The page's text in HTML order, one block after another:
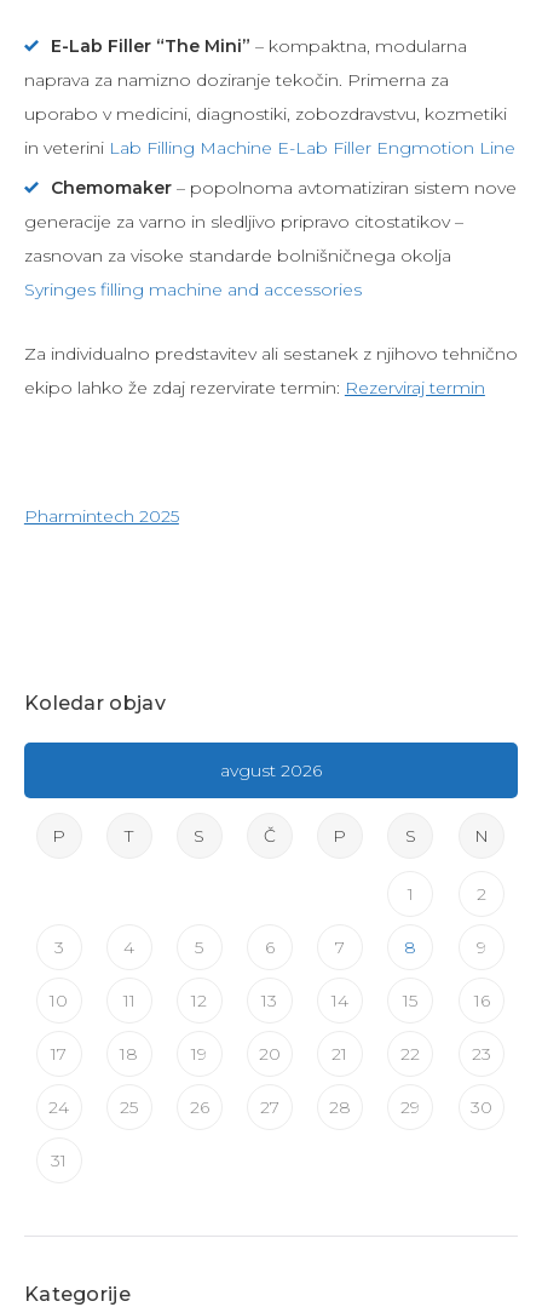
E-Lab Filler “The Mini” – kompaktna, modularna
naprava za namizno doziranje tekočin. Primerna za
uporabo v medicini, diagnostiki, zobozdravstvu, kozmetiki
in veterini Lab Filling Machine E-Lab Filler Engmotion Line
Chemomaker – popolnoma avtomatiziran sistem nove
generacije za varno in sledljivo pripravo citostatikov –
zasnovan za visoke standarde bolnišničnega okolja
Syringes filling machine and accessories
Za individualno predstavitev ali sestanek z njihovo tehnično
ekipo lahko že zdaj rezervirate termin: Rezerviraj termin
Pharmintech 2025
Koledar objav
avgust 2026
P T S Č P S N
1 2
3 4 5 6 7 8 9
10 11 12 13 14 15 16
17 18 19 20 21 22 23
24 25 26 27 28 29 30
31
Kategorije